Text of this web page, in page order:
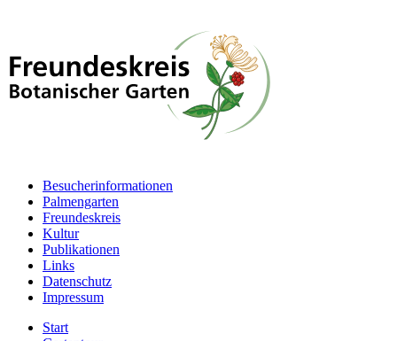
Besucherinformationen
Palmengarten
Freundeskreis
Kultur
Publikationen
Links
Datenschutz
Impressum
Start